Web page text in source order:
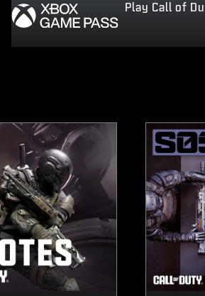
Play Call of